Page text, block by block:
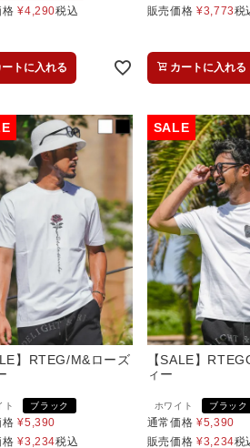
格 ¥4,290税込
ートに入れる
販売価格 ¥3,773税
カートに入れる
】RTEG/M&ローズ
ト ブラック
格 ¥5,390
格 ¥3,234税込
【SALE】
ィー
ホワイト ブラック
通常価格 ¥5,390
販売価格 ¥3,234税